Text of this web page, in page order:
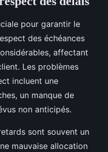
pour garantir le
des échéances
affectant
Les problèmes
incluent une
un manque de
non anticipés.
sont souvent un
mauvaise allocation